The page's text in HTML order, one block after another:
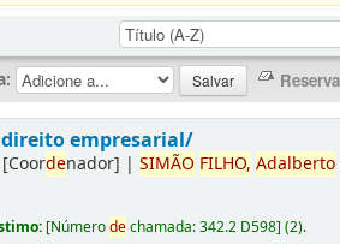
empresarial/
[Coordenador] |SIMÃO FILHO, Adalberto
[Númerodechamada:342.2 D598](2).